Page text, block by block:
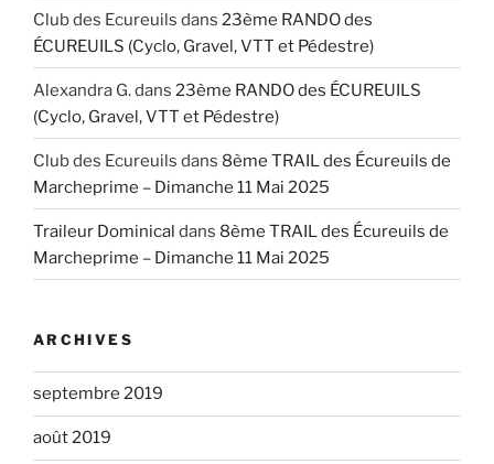
Club des Ecureuils dans 23ème RANDO des
ÉCUREUILS (Cyclo, Gravel, VTT et Pédestre)
Alexandra G.dans 23ème RANDO des ÉCUREUILS
(Cyclo, Gravel, VTT et Pédestre)
Club des Ecureuils dans 8ème TRAIL des Écureuils de
Marcheprime – Dimanche 11 Mai 2025
Traileur Dominical dans 8ème TRAIL des Écureuils de
Marcheprime – Dimanche 11 Mai 2025
ARCHIVES
septembre 2019
août 2019